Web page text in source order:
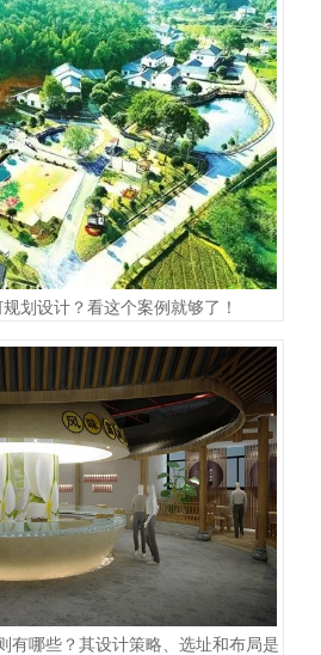
划设计？看这个案例就够了！
有哪些？其设计策略、选址和布局是